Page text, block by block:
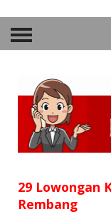
HOME
SMP
D3
29 Lowongan
Rembang